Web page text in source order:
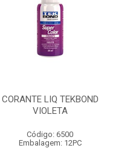
CORANTE LIQ TEKBOND
VIOLETA
Código: 6500
Embalagem: 12PC